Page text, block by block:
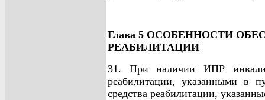
Глава 5 ОСОБЕННОСТИ
РЕАБИЛИТАЦИИ
31. При наличии ИПР
реабилитации, указанными в
средства реабилитации,